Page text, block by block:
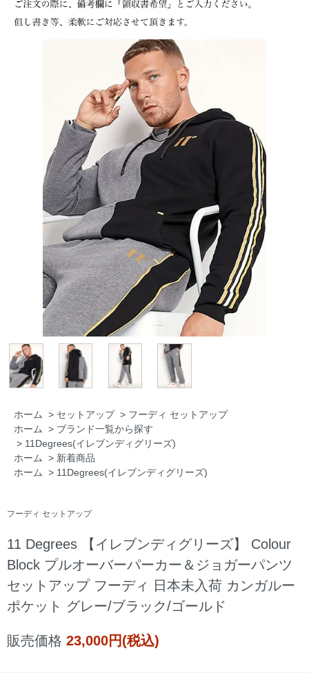
ホーム > セットアップ > フーディ セットアップ
ホーム > ブランド一覧から探す
> 11Degrees(イレブンディグリーズ)
ホーム > 新着商品
ホーム > 11Degrees(イレブンディグリーズ)
フーディ セットアップ
11 Degrees 【イレブンディグリーズ】 Colour
Block プルオーバーパーカー＆ジョガーパンツ
セットアップ フーディ 日本未入荷 カンガルー
ポケット グレー/ブラック/ゴールド
販売価格 23,000円(税込)